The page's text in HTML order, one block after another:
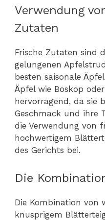
Verwendung
Zutaten
Frische Zutaten sind
gelungenen
besten saisonale
Äpfel wie Boskop
hervorragend, da sie
Geschmack und ihre
die Verwendung von
hochwertigem
des Gerichts bei.
Die
Die Kombination von
knusprigem